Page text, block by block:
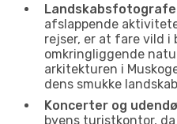
afslappende
rejser, er at fare vild i
omkringliggende
arkitekturen i
dens smukke
Koncerter og
byens turistkontor,